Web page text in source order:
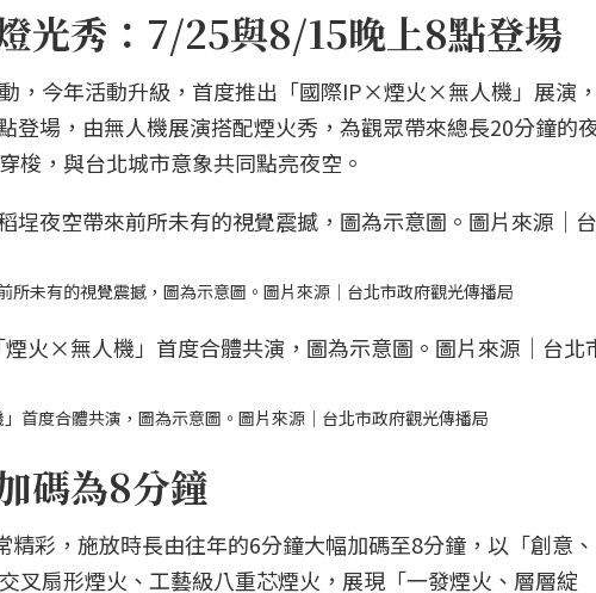
光秀：7/25與8/15晚上8點登場
，今年活動升級，首度推出「國際IP×煙火×無人機」展演，
登場，由無人機展演搭配煙火秀，為觀眾帶來總長20分鐘的
梭，與台北城市意象共同點亮夜空。
所未有的視覺震撼，圖為示意圖。圖片來源｜台北市政府觀光傳播局
首度合體共演，圖為示意圖。圖片來源｜台北市政府觀光傳播局
碼為8分鐘
彩，施放時長由往年的6分鐘大幅加碼至8分鐘，以「創意、
叉扇形煙火、工藝級八重芯煙火，展現「一發煙火、層層綻